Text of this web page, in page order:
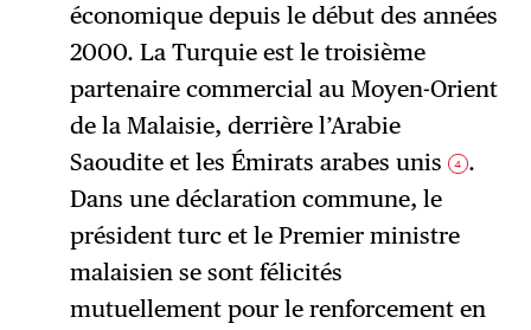
économique depuis le début des années
2000. La Turquie est le troisième
partenaire commercial au Moyen-Orient
de la Malaisie, derrière l’Arabie
Saoudite et les Émirats arabes unis
4 .
Dans une déclaration commune, le
président turc et le Premier ministre
malaisien se sont félicités
mutuellement pour le renforcement en